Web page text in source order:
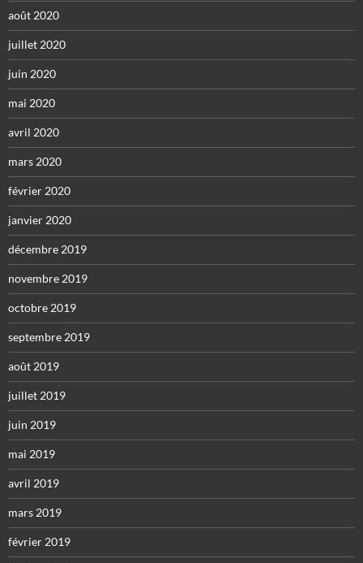
août 2020
juillet 2020
juin 2020
mai 2020
avril 2020
mars 2020
février 2020
janvier 2020
décembre 2019
novembre 2019
octobre 2019
septembre 2019
août 2019
juillet 2019
juin 2019
mai 2019
avril 2019
mars 2019
février 2019